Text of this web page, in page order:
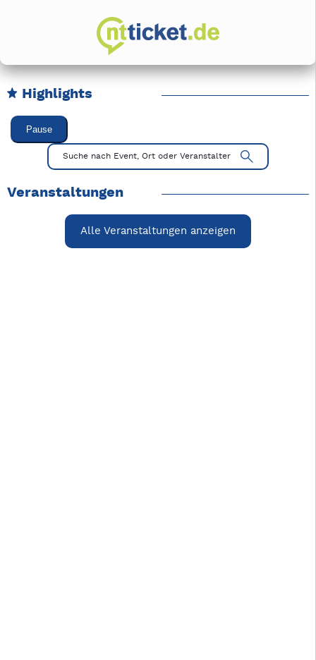
Highlights
Karussell Veranstaltungen überspringen
Pause
Mit Tab zu den Steuerelementen wechseln. Mit Pfeiltasten
Suche nach Event, Ort oder Veranstalter
Veranstaltungen
Alle Veranstaltungen anzeigen